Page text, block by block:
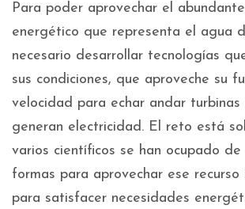
Para poder aprovechar el
energético que representa el agua
necesario desarrollar tecnologías
sus condiciones, que aproveche su
velocidad para echar andar
generan electricidad. El reto está
varios científicos se han ocupado
formas para aprovechar ese
para satisfacer necesidades